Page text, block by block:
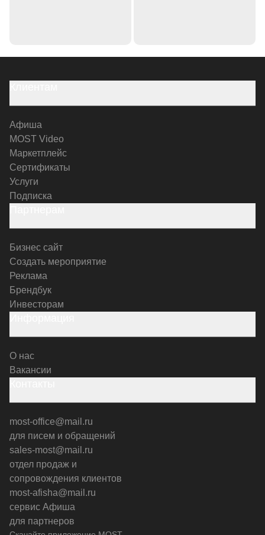
Афиша
MOST Video
Маркетплейс
Сертификаты
Услуги
Подписка
Бизнес сайт
Создать мероприятие
Реклама
Брендбук
Инвесторам
О нас
Вакансии
most-office@mail.ru
для писем и обращений
sales-most@mail.ru
отдел продаж и
сопровождения клиентов
most-afisha@mail.ru
сервис Афиша
для партнеров